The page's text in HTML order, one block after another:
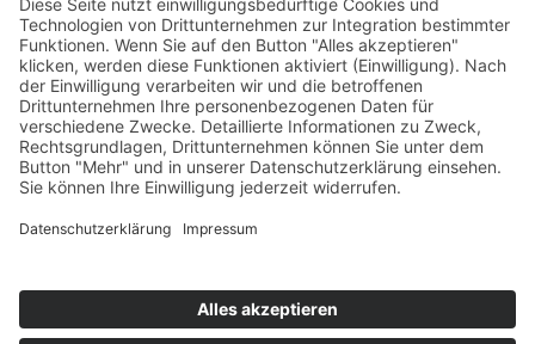
Kontakt
Mitglied werden!
Impressum
Datenschutz
Copyright 2023. All rights reserved.